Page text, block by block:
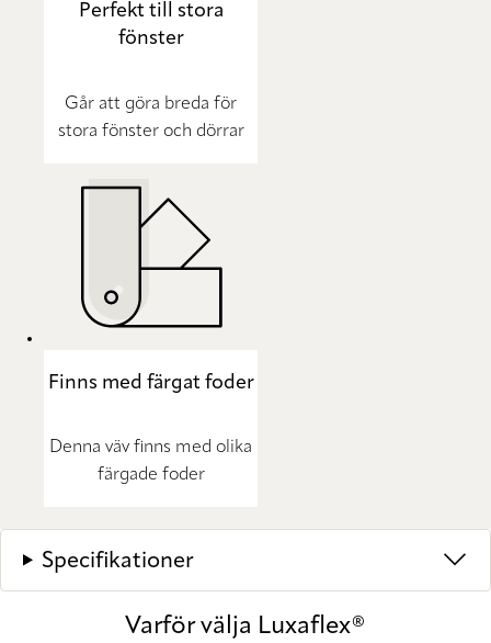
Perfekt till stora
fönster
Går att göra breda för
stora fönster och dörrar
Finns med färgat foder
Denna väv finns med olika
färgade foder
Specifikationer
Varför välja Luxaflex®